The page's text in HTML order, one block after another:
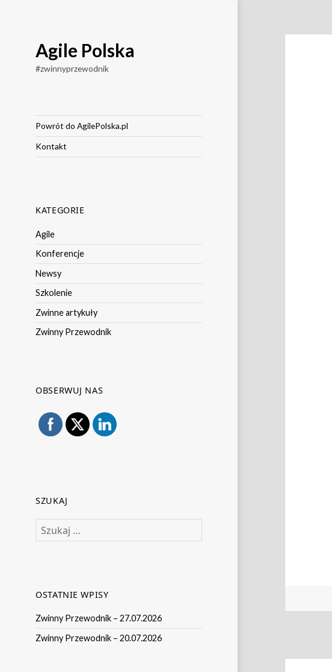
Agile Polska
#zwinnyprzewodnik
Powrót do AgilePolska.pl
Kontakt
KATEGORIE
Agile
Konferencje
Newsy
Szkolenie
Zwinne artykuły
Zwinny Przewodnik
OBSERWUJ NAS
SZUKAJ
OSTATNIE WPISY
Zwinny Przewodnik – 27.07.2026
Zwinny Przewodnik – 20.07.2026